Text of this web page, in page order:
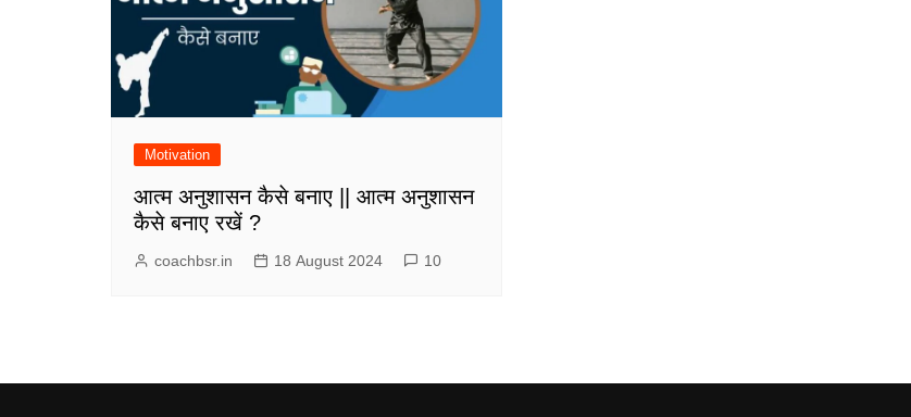
Motivation
आत्म अनुशासन कैसे बनाए || आत्म अनुशासन
कैसे बनाए रखें ?
coachbsr.in 18 August 2024 10